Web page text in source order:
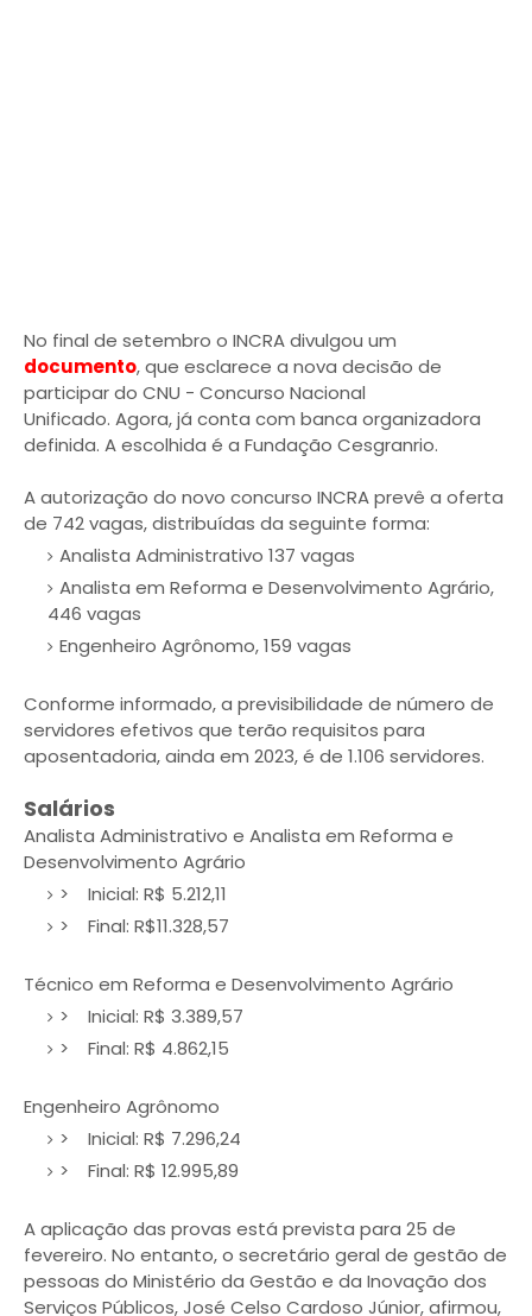
No final de setembro o INCRA divulgou um
documento, que esclarece a nova decisão de
participar do CNU - Concurso Nacional
Unificado. Agora, já conta com banca organizadora
definida. A escolhida é a Fundação Cesgranrio.
A autorização do novo concurso INCRA prevê a oferta
de 742 vagas, distribuídas da seguinte forma:
Analista Administrativo 137 vagas
Analista em Reforma e Desenvolvimento Agrário,
446 vagas
Engenheiro Agrônomo, 159 vagas
Conforme informado, a previsibilidade de número de
servidores efetivos que terão requisitos para
aposentadoria, ainda em 2023, é de 1.106 servidores.
Salários
Analista Administrativo e Analista em Reforma e
Desenvolvimento Agrário
> Inicial: R$ 5.212,11
> Final: R$11.328,57
Técnico em Reforma e Desenvolvimento Agrário
> Inicial: R$ 3.389,57
> Final: R$ 4.862,15
Engenheiro Agrônomo
> Inicial: R$ 7.296,24
> Final: R$ 12.995,89
A aplicação das provas está prevista para 25 de
fevereiro. No entanto, o secretário geral de gestão de
pessoas do Ministério da Gestão e da Inovação dos
Serviços Públicos, José Celso Cardoso Júnior, afirmou,